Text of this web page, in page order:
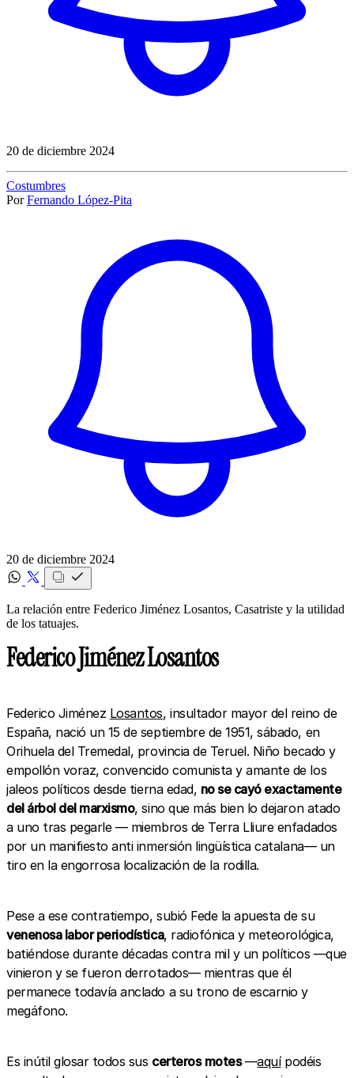
20 de diciembre 2024
Costumbres
Por Fernando López-Pita
20 de diciembre 2024
La relación entre Federico Jiménez Losantos, Casatriste y la utilidad
de los tatuajes.
Federico Jiménez Losantos
Federico Jiménez Losantos, insultador mayor del reino de
España, nació un 15 de septiembre de 1951, sábado, en
Orihuela del Tremedal, provincia de Teruel. Niño becado y
empollón voraz, convencido comunista y amante de los
jaleos políticos desde tierna edad, no se cayó exactamente
del árbol del marxismo, sino que más bien lo dejaron atado
a uno tras pegarle — miembros de Terra Lliure enfadados
por un manifiesto anti inmersión lingüística catalana— un
tiro en la engorrosa localización de la rodilla.
Pese a ese contratiempo, subió Fede la apuesta de su
venenosa labor periodística, radiofónica y meteorológica,
batiéndose durante décadas contra mil y un políticos —que
vinieron y se fueron derrotados— mientras que él
permanece todavía anclado a su trono de escarnio y
megáfono.
Es inútil glosar todos sus certeros motes—aquípodéis